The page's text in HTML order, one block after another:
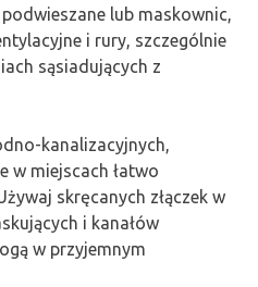
lub maskownic,
i rury, szczególnie
sąsiadujących z
kanalizacyjnych,
w miejscach łatwo
skręcanych złączek w
i kanałów
w przyjemnym